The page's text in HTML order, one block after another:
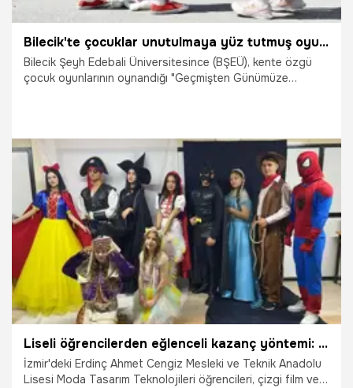
Bilecik'te çocuklar unutulmaya yüz tutmuş oyunlarla eğlendi
Bilecik Şeyh Edebali Üniversitesince (BŞEÜ), kente özgü
çocuk oyunlarının oynandığı "Geçmişten Günümüze
22.04.2025 Gündem
Liseli öğrencilerden eğlenceli kazanç yöntemi: Masal kahramını kıyafeti dikiyorlar
İzmir'deki Erdinç Ahmet Cengiz Mesleki ve Teknik Anadolu
Lisesi Moda Tasarım Teknolojileri öğrencileri, çizgi film ve